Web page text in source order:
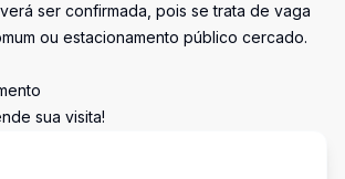
ser confirmada, pois se trata de vaga
ou estacionamento público cercado.
sua visita!